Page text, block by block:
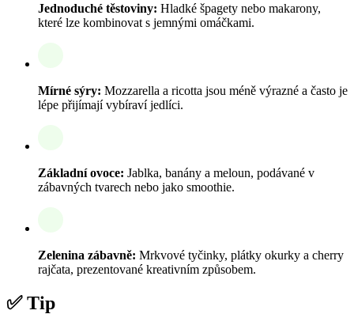
Jednoduché těstoviny: Hladké špagety nebo makarony,
které lze kombinovat s jemnými omáčkami.
Mírné sýry: Mozzarella a ricotta jsou méně výrazné a často je
lépe přijímají vybíraví jedlíci.
Základní ovoce: Jablka, banány a meloun, podávané v
zábavných tvarech nebo jako smoothie.
Zelenina zábavně: Mrkvové tyčinky, plátky okurky a cherry
rajčata, prezentované kreativním způsobem.
✅ Tip